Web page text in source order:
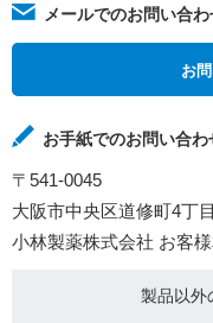
メールでのお問い合わ
お
お手紙でのお問い合わ
〒541-0045
大阪市中央区道修町4丁
小林製薬株式会社 お客
製品以外